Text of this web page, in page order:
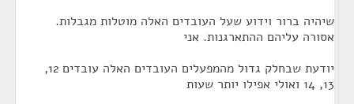
שיהיה ברור וידוע שעל העובדים האלה מוטלות מגבלות.
אסורה עליהם ההתארגנות. אני
יודעת שבחלק גדול מהמפעלים העובדים האלה עובדים 12,
13, 14 ואולי אפילו יותר שעות